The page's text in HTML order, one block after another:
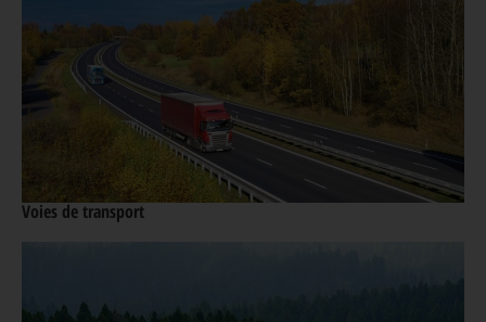
Voies de transport